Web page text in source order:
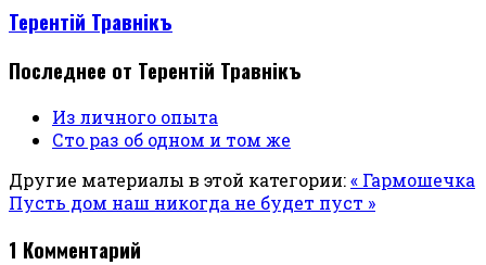
Терентiй Травнiкъ
Последнее от Терентiй Травнiкъ
Из личного опыта
Сто раз об одном и том же
Другие материалы в этой категории:« Гармошечка
Пусть дом наш никогда не будет пуст »
1 Комментарий